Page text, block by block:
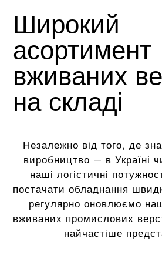
Широкий
асортимент
вживаних
на складі
Незалежно від того, де
виробництво — в Україні
наші логістичні
постачати обладнання
регулярно оновлюємо
вживаних промислових
найчастіше